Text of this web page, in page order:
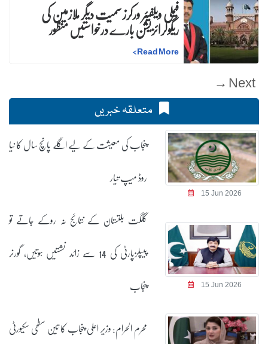
فیملی ویلفیئر ورکرز سمیت دیگر ملازمین کی
ریگولرائزیشن بارے درخواستیں منظور
Read More
>
Next →
متعلقہ خبریں
15 Jun 2026
پنجاب کی معیشت کے لیے اگلے پانچ سال کا نیا
روڈ میپ تیار
15 Jun 2026
گلگت بلتستان کے نتائج نہ روکے جاتے تو
پیپلزپارٹی کی 14 سے زائد نشستیں ہوتیں، گورنر
پنجاب
محرم الحرام: وزیر اعلی پنجاب کا تین سطحی سکیورٹی